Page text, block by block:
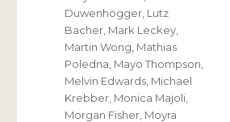
Duwenhögger Lutz
Bacher Mark Leckey
Martin Wong Mathias
Poledna Mayo Thompson
Melvin Edwards Michael
Krebber Monica Majoli
Morgan Fisher Moyra